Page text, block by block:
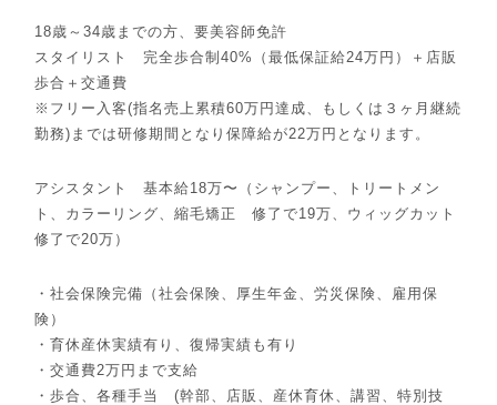
18歳～34歳までの方、要美容師免許
スタイリスト 完全歩合制40%（最低保証給24万円）＋店販
歩合＋交通費
※フリー入客(指名売上累積60万円達成、もしくは３ヶ月継続
勤務)までは研修期間となり保障給が22万円となります。
アシスタント 基本給18万〜（シャンプー、トリートメン
ト、カラーリング、縮毛矯正 修了で19万、ウィッグカット
修了で20万）
・社会保険完備（社会保険、厚生年金、労災保険、雇用保
険）
・育休産休実績有り、復帰実績も有り
・交通費2万円まで支給
・歩合、各種手当 (幹部、店販、産休育休、講習、特別技